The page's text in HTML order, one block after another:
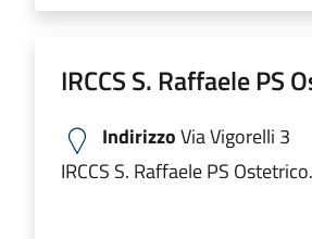
IRCCS S. Raffaele PS
IndirizzoVia Vigorelli 3
IRCCS S. Raffaele PS